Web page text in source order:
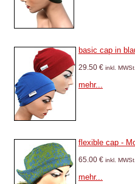
basic cap in
29.50 € inkl.
mehr...
flexible cap -
65.00 € inkl.
mehr...